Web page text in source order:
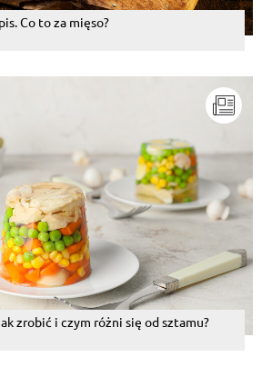
Co to za mięso?
zrobić i czym różni się od sztamu?